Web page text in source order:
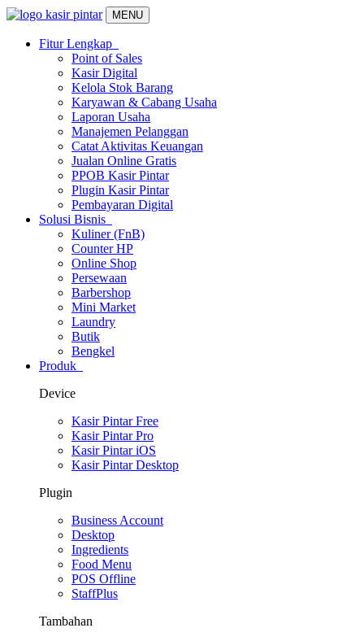
MENU
Fitur Lengkap
Point of Sales
Kasir Digital
Kelola Stok Barang
Karyawan & Cabang Usaha
Laporan Usaha
Manajemen Pelanggan
Catat Aktivitas Keuangan
Jualan Online Gratis
PPOB Kasir Pintar
Plugin Kasir Pintar
Pembayaran Digital
Solusi Bisnis
Kuliner (FnB)
Counter HP
Online Shop
Persewaan
Barbershop
Mini Market
Laundry
Butik
Bengkel
Produk
Device
Kasir Pintar Free
Kasir Pintar Pro
Kasir Pintar iOS
Kasir Pintar Desktop
Plugin
Business Account
Desktop
Ingredients
Food Menu
POS Offline
StaffPlus
Tambahan